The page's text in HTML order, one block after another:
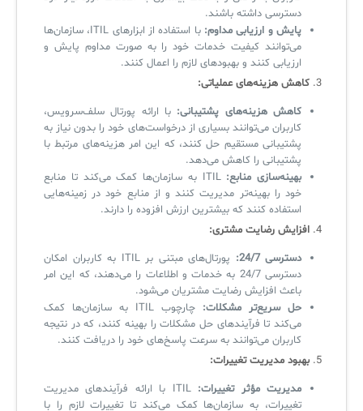
دسترسی داشته باشند.
پایش و ارزیابی مداوم:
با استفاده از ابزارهای ITIL، سازمان‌ها
می‌توانند کیفیت خدمات خود را به صورت مداوم پایش و
ارزیابی کنند و بهبودهای لازم را اعمال کنند.
3. کاهش هزینه‌های عملیاتی:
کاهش هزینه‌های پشتیبانی: با ارائه پورتال سلف‌سرویس،
کاربران می‌توانند بسیاری از درخواست‌های خود را بدون نیاز به
پشتیبانی مستقیم حل کنند، که این امر هزینه‌های مرتبط با
پشتیبانی را کاهش می‌دهد.
بهینه‌سازی منابع:
ITIL به سازمان‌ها کمک می‌کند تا منابع
خود را بهینه‌تر مدیریت کنند و از منابع خود در زمینه‌هایی
استفاده کنند که بیشترین ارزش افزوده را دارند.
4. افزایش رضایت مشتری:
دسترسی 24/7:
پورتال‌های مبتنی بر ITIL به کاربران امکان
دسترسی 24/7 به خدمات و اطلاعات را می‌دهند، که این امر
باعث افزایش رضایت مشتریان می‌شود.
حل سریع‌تر مشکلات:
چارچوب ITIL به سازمان‌ها کمک
می‌کند تا فرآیندهای حل مشکلات را بهینه کنند، که در نتیجه
کاربران می‌توانند به سرعت پاسخ‌های خود را دریافت کنند.
5. بهبود مدیریت تغییرات:
مدیریت مؤثر تغییرات:
ITIL با ارائه فرآیندهای مدیریت
تغییرات، به سازمان‌ها کمک می‌کند تا تغییرات لازم را با